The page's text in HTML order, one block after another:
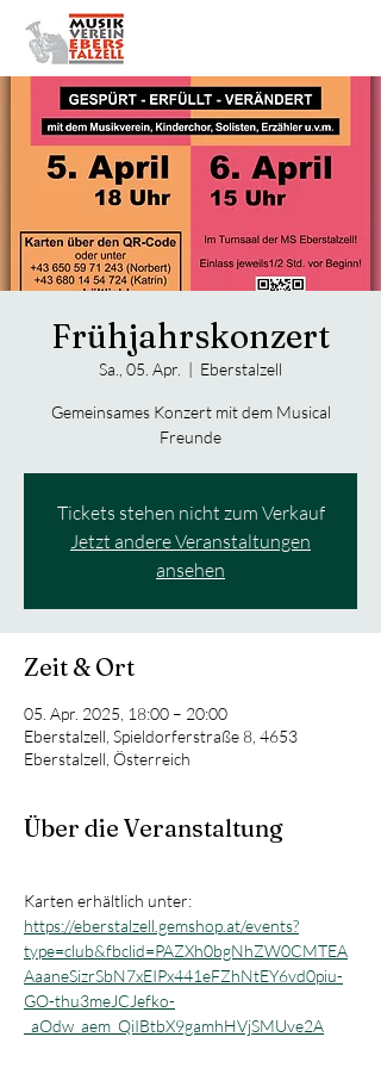
Frühjahrskonzert
Sa., 05. Apr.
  |
Eberstalzell
Gemeinsames Konzert mit dem Musical
Freunde
Tickets stehen nicht zum Verkauf
Jetzt andere Veranstaltungen
ansehen
Zeit & Ort
05. Apr. 2025, 18:00 – 20:00
Eberstalzell, Spieldorferstraße 8, 4653
Eberstalzell, Österreich
Über die Veranstaltung
Karten erhältlich unter:
https://eberstalzell.gemshop.at/events?
type=club&fbclid=PAZXh0bgNhZW0CMTEA
AaaneSizrSbN7xEIPx441eFZhNtEY6vd0piu-
GO-thu3meJCJefko-
_aOdw_aem_QiIBtbX9gamhHVjSMUve2A